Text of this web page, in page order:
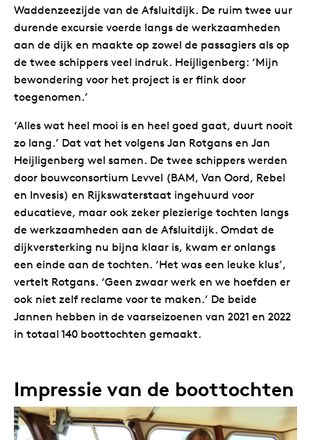
Waddenzeezijde van de Afsluitdijk. De ruim twee uur
durende excursie voerde langs de werkzaamheden
aan de dijk en maakte op zowel de passagiers als op
de twee schippers veel indruk. Heijligenberg: ‘Mijn
bewondering voor het project is er flink door
toegenomen.’
‘Alles wat heel mooi is en heel goed gaat, duurt nooit
zo lang.’ Dat vat het volgens Jan Rotgans en Jan
Heijligenberg wel samen. De twee schippers werden
door bouwconsortium Levvel (BAM, Van Oord, Rebel
en Invesis) en Rijkswaterstaat ingehuurd voor
educatieve, maar ook zeker plezierige tochten langs
de werkzaamheden aan de Afsluitdijk. Omdat de
dijkversterking nu bijna klaar is, kwam er onlangs
een einde aan de tochten. ‘Het was een leuke klus’,
vertelt Rotgans. ‘Geen zwaar werk en we hoefden er
ook niet zelf reclame voor te maken.’ De beide
Jannen hebben in de vaarseizoenen van 2021 en 2022
in totaal 140 boottochten gemaakt.
Impressie van de boottochten